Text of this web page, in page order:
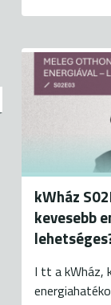
kWház
kevesebb
I tt a kWház,